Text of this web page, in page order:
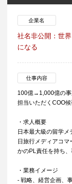
企業名
社名非公開：世
になる
仕事内容
100億→1,000億の事
担当いただくCOO候
・求人概要
日本最大級の留学
日旅行メディアコ
かのPL責任を持ち、
・業務イメージ
- 戦略、経営企画、